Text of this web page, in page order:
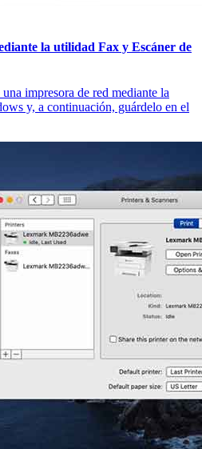
la utilidad Fax y Escáner de
impresora de red mediante la
y, a continuación, guárdelo en el